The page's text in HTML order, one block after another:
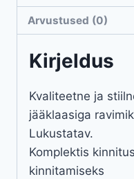
Arvustused (0)
Kirjeldus
Kvaliteetne ja
jääklaasiga
Lukustatav.
Komplektis
kinnitamiseks